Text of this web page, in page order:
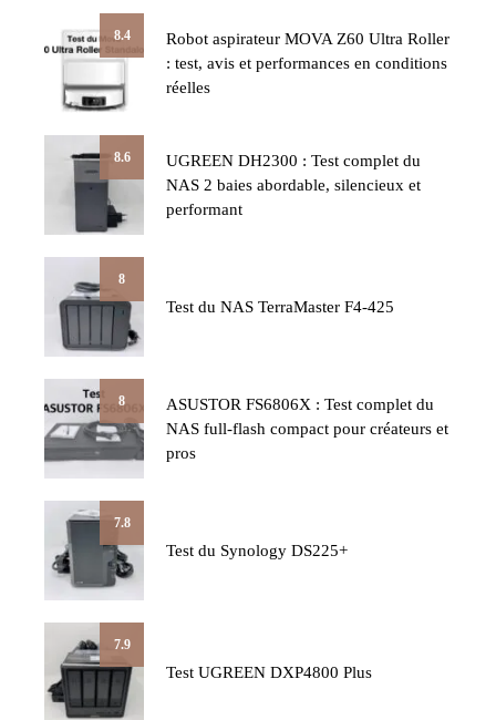
8.4
Robot aspirateur MOVA Z60 Ultra Roller
: test, avis et performances en conditions
réelles
8.6
UGREEN DH2300 : Test complet du
NAS 2 baies abordable, silencieux et
performant
8
Test du NAS TerraMaster F4-425
8
ASUSTOR FS6806X : Test complet du
NAS full-flash compact pour créateurs et
pros
7.8
Test du Synology DS225+
7.9
Test UGREEN DXP4800 Plus